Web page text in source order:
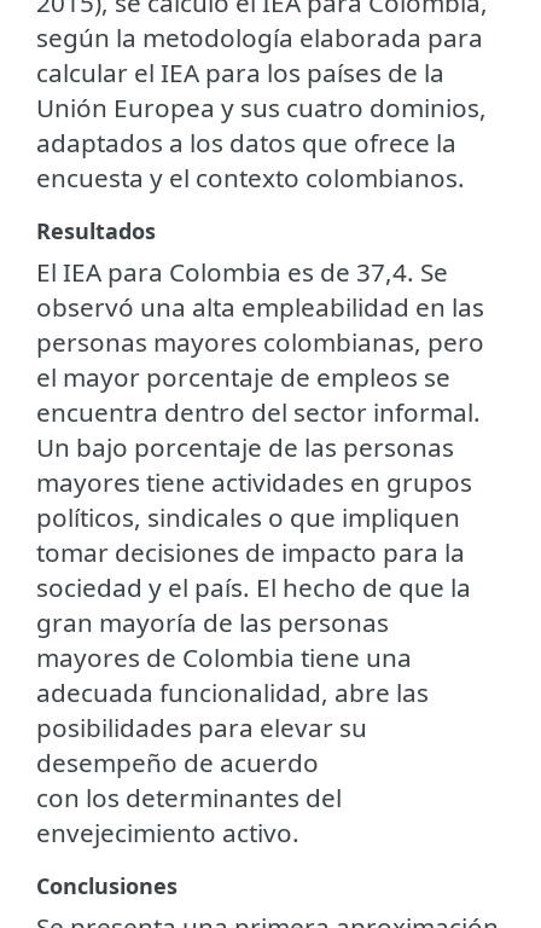
según la metodología elaborada para
calcular el IEA para los países de la
Unión Europea y sus cuatro dominios,
adaptados a los datos que ofrece la
encuesta y el contexto colombianos.
Resultados
El IEA para Colombia es de 37,4. Se
observó una alta empleabilidad en las
personas mayores colombianas, pero
el mayor porcentaje de empleos se
encuentra dentro del sector informal.
Un bajo porcentaje de las personas
mayores tiene actividades en grupos
políticos, sindicales o que impliquen
tomar decisiones de impacto para la
sociedad y el país. El hecho de que la
gran mayoría de las personas
mayores de Colombia tiene una
adecuada funcionalidad, abre las
posibilidades para elevar su
desempeño de acuerdo
con los determinantes del
envejecimiento activo.
Conclusiones